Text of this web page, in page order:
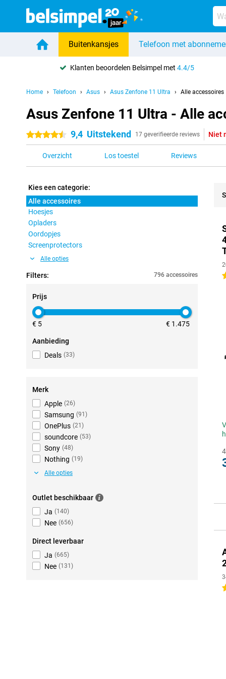
Buitenkansjes Telefoon met
Klanten beoordelen Belsimpel met4.4/5
Home Telefoon Asus Asus Zenfone 11 Ultra Alle accessoires
Asus Zenfone 11 Ultra - Alle
4.5 sterren 9,4 Uitstekend 17 geverifieerde reviews Niet
Overzicht Los toestel Reviews
Kies een categorie:
Alle accessoires
Hoesjes
Opladers
Oordopjes
Screenprotectors
Alle opties
Filters: 796 accessoires
Prijs
€ 5 € 1.475
Aanbieding
Deals (33)
Merk
Apple (26)
Samsung (91 )
OnePlus (21 )
soundcore (53)
Sony (48)
Nothing (19)
Alle opties
Outlet beschikbaar
Ja (140)
Nee (656)
Direct leverbaar
Ja (665)
Nee (131 )